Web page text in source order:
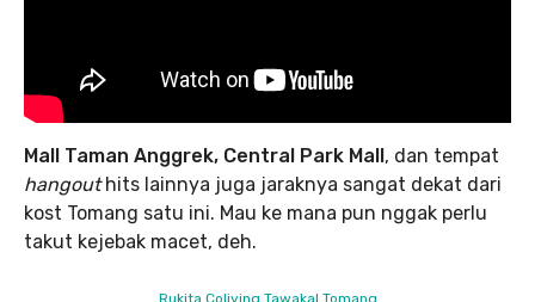
Mall Taman Anggrek, Central Park Mall, dan tempat
hangouthits lainnya juga jaraknya sangat dekat dari
kost Tomang satu ini. Mau ke mana pun nggak perlu
takut kejebak macet, deh.
Rukita Coliving Tawakal Tomang